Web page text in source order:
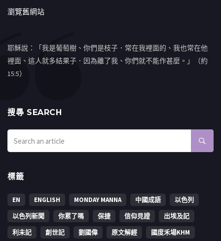
瀏覽舊網站
耶穌說：「我是葡萄樹、你們是枝子．常在我裡面的、我也常在他
裡面、這人就多結果子．因為離了我、你們就不能作甚麼。」（約
15:5）
搜㝷 SEARCH
標籤
EN ENGLISH MONDAY MANNA 中國成語
以色列
以色列新聞
你累了嗎 保捷 信仰見證
出埃及記
利未記
創世記 劉國偉 原文解經
國度禾場KHM